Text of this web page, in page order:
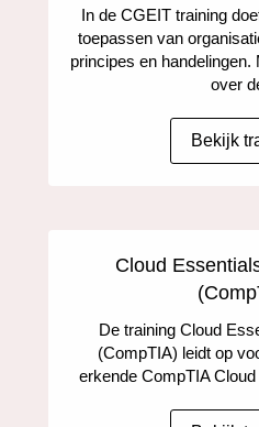
In de CGEIT training
toepassen van
principes en
over
Bekijk
Cloud
De training Cloud
(CompTIA) leidt op
erkende CompTIA